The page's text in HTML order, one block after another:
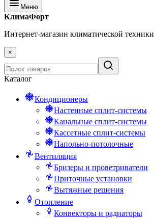
Меню
КлимаФорт
Интернет-магазин климатической техники
×
Каталог
Кондиционеры
Настенные сплит-системы
Канальные сплит-системы
Кассетные сплит-системы
Напольно-потолочные
Вентиляция
Бризеры и проветриватели
Приточные установки
Вытяжные решения
Отопление
Конвекторы и радиаторы